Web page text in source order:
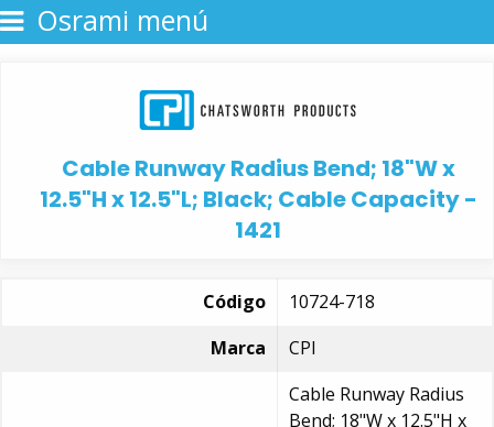
Osrami menú
Cable Runway Radius Bend; 18"W x
12.5"H x 12.5"L; Black; Cable Capacity -
1421
Código
10724-718
Marca
CPI
Cable Runway Radius
Bend; 18"W x 12.5"H x